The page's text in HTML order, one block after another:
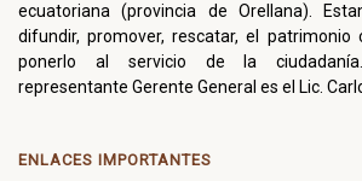
ecuatoriana (provincia de Orellana).
difundir, promover, rescatar, el patrimonio
ponerlo al servicio de la
representante Gerente General es el Lic.
ENLACES IMPORTANTES